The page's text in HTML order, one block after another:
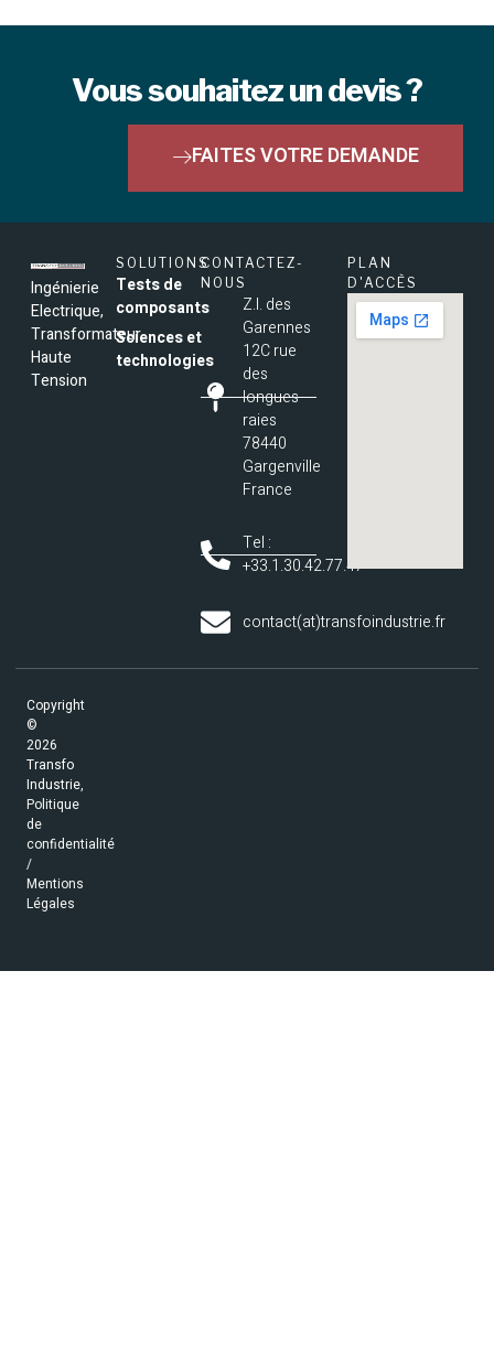
Vous souhaitez un devis ?
FAITES VOTRE DEMANDE
Ingénierie
Electrique,
Transformateur
Haute
Tension
SOLUTIONS
Tests de
composants
Sciences et
technologies
CONTACTEZ-
NOUS
Z.I. des
Garennes
12C rue
des
longues
raies
78440
Gargenville
France
Tel :
+33.1.30.42.77.47
contact(at)transfoindustrie.fr
PLAN
D'ACCÈS
Copyright
©
2026
Transfo
Industrie,
Politique
de
confidentialité
/
Mentions
Légales